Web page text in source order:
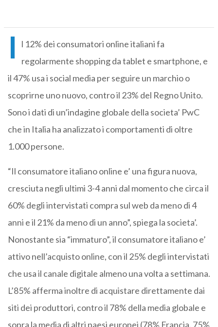
I
l 12% dei consumatori online italiani fa
regolarmente shopping da tablet e smartphone, e
il 47% usa i social media per seguire un marchio o
scoprirne uno nuovo, contro il 23% del Regno Unito.
Sono i dati di un’indagine globale della societa’ PwC
che in Italia ha analizzato i comportamenti di oltre
1.000 persone.
“Il consumatore italiano online e’ una figura nuova,
cresciuta negli ultimi 3-4 anni dal momento che circa il
60% degli intervistati compra sul web da meno di 4
anni e il 21% da meno di un anno”, spiega la societa’.
Nonostante sia “immaturo”, il consumatore italiano e’
attivo nell’acquisto online, con il 25% degli intervistati
che usa il canale digitale almeno una volta a settimana.
L’85% afferma inoltre di acquistare direttamente dai
siti dei produttori, contro il 78% della media globale e
sopra la media di altri paesi europei (78% Francia, 75%